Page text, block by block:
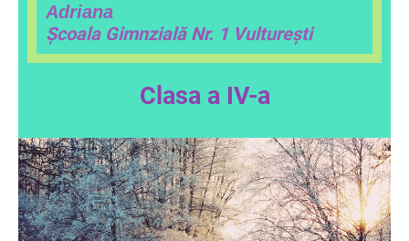
Adriana
Școala Gimnzială Nr. 1 Vulturești
Clasa a IV-a